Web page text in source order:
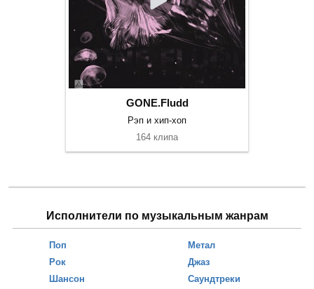
GONE.Fludd
Рэп и хип-хоп
164 клипа
Исполнители по музыкальным жанрам
Поп
Рок
Шансон
Метал
Джаз
Саундтреки